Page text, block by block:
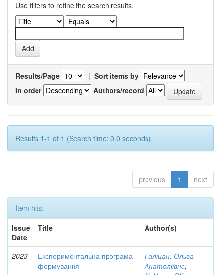
Use filters to refine the search results.
Results/Page | Sort items by
In order
Authors/record
Results 1-1 of 1 (Search time: 0.0 seconds).
previous 1 next
Item hits:
Issue
Date
Title Author(s)
2023
Експериментальна програма
формування
Галіцан, Ольга
Анатоліївна;